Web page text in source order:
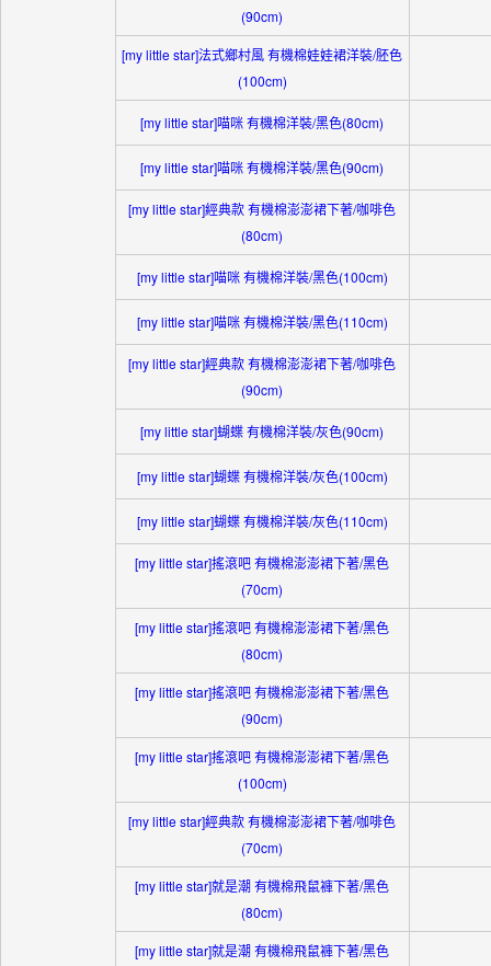
(90cm)
[my little star]法式鄉村風 有機棉娃娃裙洋裝/胚色
(100cm)
[my little star]喵咪 有機棉洋裝/黑色(80cm)
[my little star]喵咪 有機棉洋裝/黑色(90cm)
[my little star]經典款 有機棉澎澎裙下著/咖啡色
(80cm)
[my little star]喵咪 有機棉洋裝/黑色(100cm)
[my little star]喵咪 有機棉洋裝/黑色(110cm)
[my little star]經典款 有機棉澎澎裙下著/咖啡色
(90cm)
[my little star]蝴蝶 有機棉洋裝/灰色(90cm)
[my little star]蝴蝶 有機棉洋裝/灰色(100cm)
[my little star]蝴蝶 有機棉洋裝/灰色(110cm)
[my little star]搖滾吧 有機棉澎澎裙下著/黑色
(70cm)
[my little star]搖滾吧 有機棉澎澎裙下著/黑色
(80cm)
[my little star]搖滾吧 有機棉澎澎裙下著/黑色
(90cm)
[my little star]搖滾吧 有機棉澎澎裙下著/黑色
(100cm)
[my little star]經典款 有機棉澎澎裙下著/咖啡色
(70cm)
[my little star]就是潮 有機棉飛鼠褲下著/黑色
(80cm)
[my little star]就是潮 有機棉飛鼠褲下著/黑色